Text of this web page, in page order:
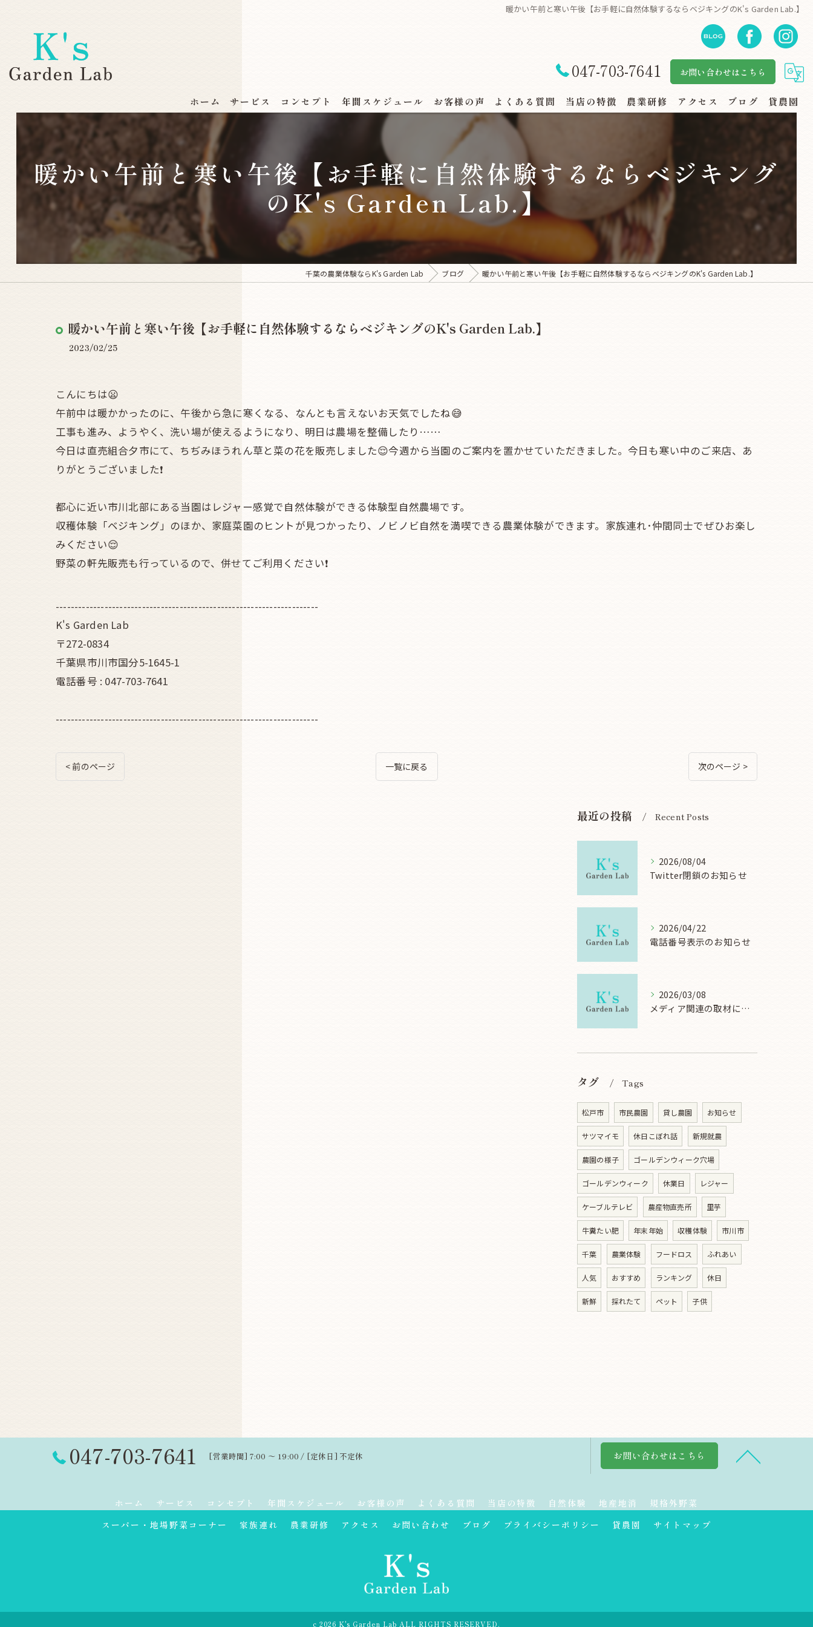
暖かい午前と寒い午後【お手軽に自然体験するならベジキングのK's Garden Lab.】
047-703-7641 お問い合わせはこちら
ホーム サービス コンセプト 年間スケジュール お客様の声 よくある質問 当店の特徴
地産地消
スーパー・地場野菜コーナー
家族連れ
農業研修 アクセス ブログ 貸農園
暖かい午前と寒い午後【お手軽に自然体験するならベジキング
のK's Garden Lab.】
千葉の農業体験ならK's Garden Lab ブログ 暖かい午前と寒い午後【お手軽に自然体験するならベジキングのK's Garden Lab.】
暖かい午前と寒い午後【お手軽に自然体験するならベジキングのK's Garden Lab.】
2023/02/25
こんにちは😦
午前中は暖かかったのに、午後から急に寒くなる、なんとも言えないお天気でしたね😅
工事も進み、ようやく、洗い場が使えるようになり、明日は農場を整備したり……
今日は直売組合夕市にて、ちぢみほうれん草と菜の花を販売しました😌今週から当園のご案内を置かせていただきました。今日も寒い中のご来店、あ
りがとうございました❗
都心に近い市川北部にある当園はレジャー感覚で自然体験ができる体験型自然農場です。
収穫体験「ベジキング」のほか、家庭菜園のヒントが見つかったり、ノビノビ自然を満喫できる農業体験ができます。家族連れ･仲間同士でぜひお楽し
みください😌
野菜の軒先販売も行っているので、併せてご利用ください❗
----------------------------------------------------------------------
K's Garden Lab
〒272-0834
千葉県市川市国分5-1645-1
電話番号 : 047-703-7641
----------------------------------------------------------------------
< 前のページ 一覧に戻る 次のページ >
最近の投稿 Recent Posts
2026/08/04
Twitter閉鎖のお知らせ
2026/04/22
電話番号表示のお知らせ
2026/03/08
メディア関連の取材について
タグ Tags
松戸市 市民農園 貸し農園 お知らせ
サツマイモ 休日こぼれ話 新規就農
農園の様子 ゴールデンウィーク穴場
ゴールデンウィーク 休業日 レジャー
ケーブルテレビ 農産物直売所 里芋
牛糞たい肥 年末年始 収穫体験 市川市
千葉 農業体験 フードロス ふれあい
人気 おすすめ ランキング 休日
新鮮 採れたて ペット 子供
047-703-7641 [営業時間] 7:00 ～ 19:00 / [定休日] 不定休 お問い合わせはこちら
ホーム サービス コンセプト 年間スケジュール お客様の声 よくある質問 当店の特徴 自然体験 地産地消
規格外野菜
スーパー・地場野菜コーナー
家族連れ 農業研修 アクセス お問い合わせ ブログ プライバシーポリシー 貸農園 サイトマップ
c 2026 K's Garden Lab ALL RIGHTS RESERVED.